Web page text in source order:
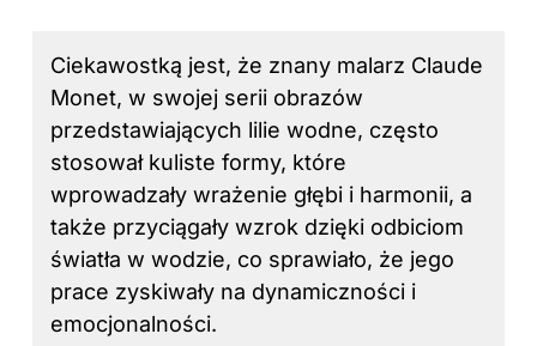
Ciekawostką jest, że znany malarz Claude
Monet, w swojej serii obrazów
przedstawiających lilie wodne, często
stosował kuliste formy, które
wprowadzały wrażenie głębi i harmonii, a
także przyciągały wzrok dzięki odbiciom
światła w wodzie, co sprawiało, że jego
prace zyskiwały na dynamiczności i
emocjonalności.